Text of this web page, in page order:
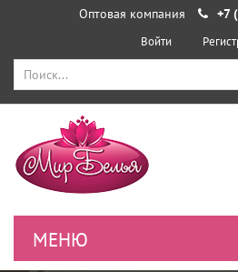
Оптовая компания +7
Войти